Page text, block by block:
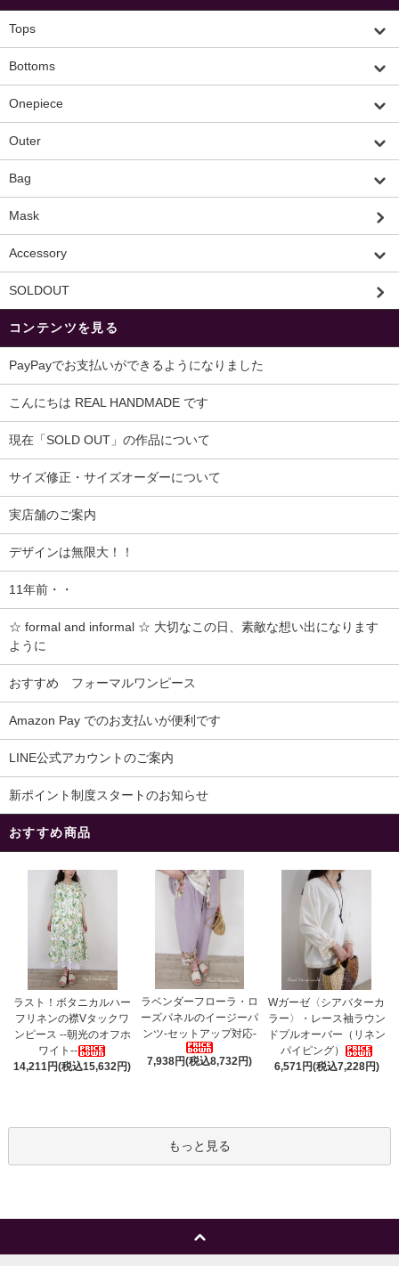
Tops
Bottoms
Onepiece
Outer
Bag
Mask
Accessory
SOLDOUT
コンテンツを見る
PayPayでお支払いができるようになりました
こんにちは REAL HANDMADE です
現在「SOLD OUT」の作品について
サイズ修正・サイズオーダーについて
実店舗のご案内
デザインは無限大！！
11年前・・
☆ formal and informal ☆ 大切なこの日、素敵な想い出になります
ように
おすすめ フォーマルワンピース
Amazon Pay でのお支払いが便利です
LINE公式アカウントのご案内
新ポイント制度スタートのお知らせ
おすすめ商品
ラスト！ボタニカルハー
フリネンの襟Vタックワ
ンピース --朝光のオフホ
ワイト--
14,211円(税込15,632円)
ラベンダーフローラ・ロ
ーズパネルのイージーパ
ンツ-セットアップ対応-
7,938円(税込8,732円)
Wガーゼ〈シアバターカ
ラー〉・レース袖ラウン
ドプルオーバー（リネン
パイピング）
6,571円(税込7,228円)
もっと見る